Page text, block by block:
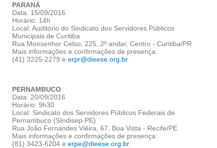
PARANÁ
Data: 15/09/2016
Horário: 14h
Local: Auditório do Sindicato dos Servidores Públicos
Municipais de Curitiba
Rua Monsenhor Celso, 225, 2º andar, Centro - Curitiba/PR
Mais informações e confirmações de presença:
(41) 3225-2279 e erpr@dieese.org.br
PERNAMBUCO
Data: 20/09/2016
Horário: 9h30
Local: Sindicato dos Servidores Públicos Federais de
Pernambuco (SIndisep-PE)
Rua João Fernandes Viêira, 67, Boa Vista - Recife/PE
Mais informações e confirmações de presença:
(81) 3423-6204 e erpe@dieese.org.br